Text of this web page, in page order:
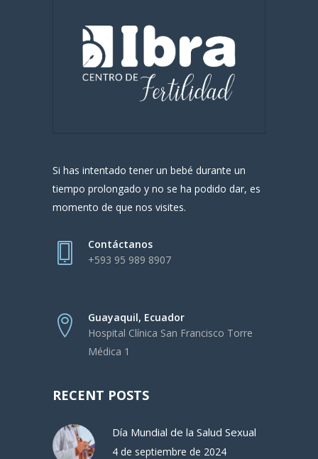
Si has intentado tener un bebé durante un
tiempo prolongado y no se ha podido dar, es
momento de que nos visites.
Contáctanos
+593 95 989 8907
Guayaquil, Ecuador
Hospital Clínica San Francisco Torre
Médica 1
RECENT POSTS
Día Mundial de la Salud Sexual
4 de septiembre de 2024